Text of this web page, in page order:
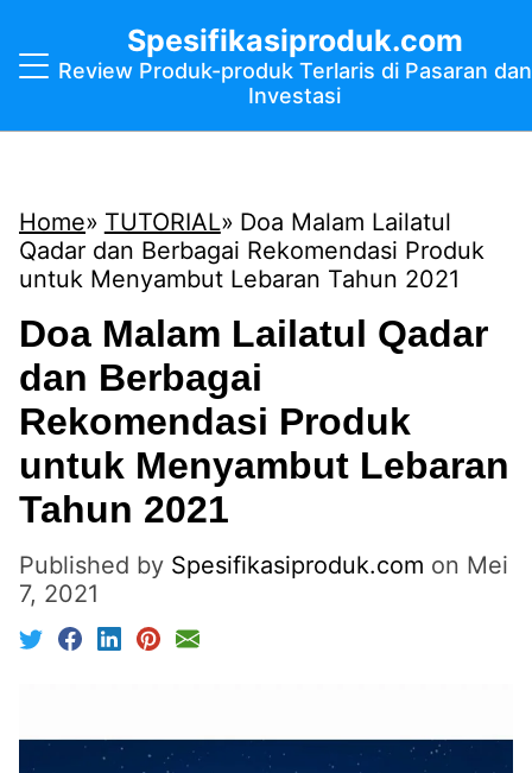
Spesifikasiproduk.com
Review Produk-produk Terlaris di Pasaran dan
Investasi
Home TUTORIAL
Doa Malam Lailatul
Qadar dan Berbagai Rekomendasi Produk
untuk Menyambut Lebaran Tahun 2021
Doa Malam Lailatul Qadar
dan Berbagai
Rekomendasi Produk
untuk Menyambut Lebaran
Tahun 2021
Published by Spesifikasiproduk.com on Mei
7, 2021